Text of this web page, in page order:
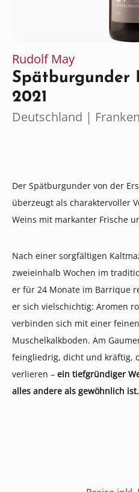
Rudolf May
Spätburgunder
2021
Deutschland | Franken
Der Spätburgunder von der
überzeugt als charaktervoller
Weins mit markanter Frische
Nach einer sorgfältigen
zweieinhalb Wochen im
er für 24 Monate im Barrique
er sich vielschichtig: Aromen
verbinden sich mit einer
Muschelkalkboden. Am
feingliedrig, dicht und kräftig,
verlieren – ein tiefgründiger
alles andere als gewöhnlich ist.